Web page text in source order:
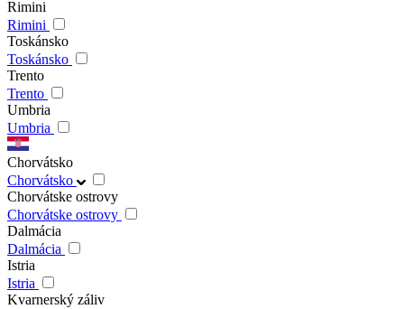
Rimini
Rimini
Toskánsko
Toskánsko
Trento
Trento
Umbria
Umbria
Chorvátsko
Chorvátsko
Chorvátske ostrovy
Chorvátske ostrovy
Dalmácia
Dalmácia
Istria
Istria
Kvarnerský záliv